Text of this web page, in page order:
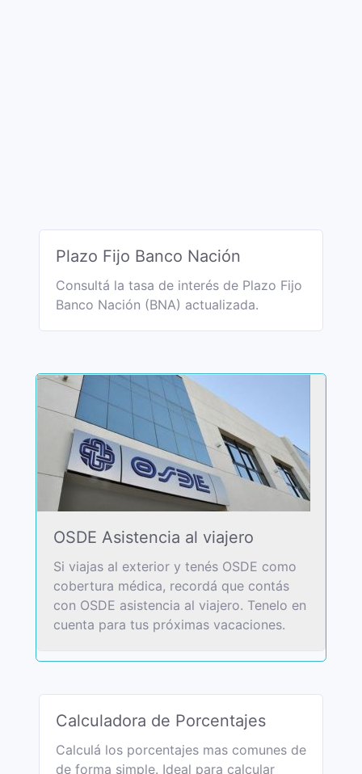
Plazo Fijo Banco Nación
Consultá la tasa de interés de Plazo Fijo
Banco Nación (BNA) actualizada.
OSDE Asistencia al viajero
Si viajas al exterior y tenés OSDE como
cobertura médica, recordá que contás
con OSDE asistencia al viajero. Tenelo en
cuenta para tus próximas vacaciones.
Calculadora de Porcentajes
Calculá los porcentajes mas comunes de
de forma simple. Ideal para calcular